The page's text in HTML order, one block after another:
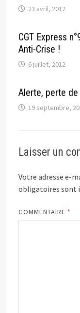
23 avril, 2012
CGT Express
Anti-Crise !
6 juillet, 2012
Alerte, perte de
19 septembre,
Laisser un
Votre adresse e-
obligatoires sont
COMMENTAIRE *